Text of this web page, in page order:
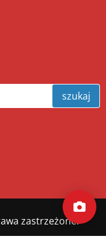
szukaj
zastrzeżone.